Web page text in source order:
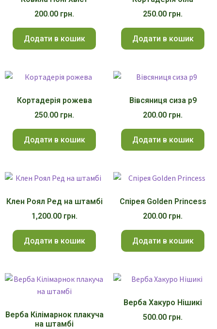
200.00 грн.
Додати в кошик
250.00 грн.
Додати в кошик
Кортадерія рожева
250.00 грн.
Додати в кошик
Вівсяниця сиза р9
200.00 грн.
Додати в кошик
Клен Роял Ред на штамбі
1,200.00 грн.
Додати в кошик
Спірея Golden Princess
200.00 грн.
Додати в кошик
Верба Кілімарнок плакуча
на штамбі
Верба Хакуро Нішикі
500.00 грн.